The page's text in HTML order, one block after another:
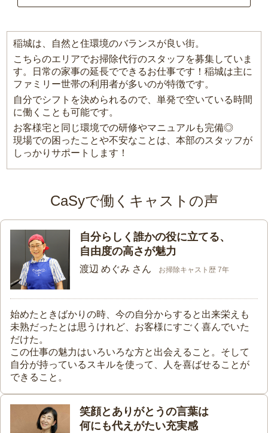
稲城は、自然と住環境のバランスが良い街。
こちらのエリアでお掃除代行のスタッフを募集していま
す。日常の家事の延長でできるお仕事です！稲城は主に
ファミリー世帯の利用者が多いのが特徴です。
自分でシフトを決められるので、単発で空いている時間
に働くことも可能です。
お客様宅と同じ環境での研修やマニュアルも完備◎
現場での困ったことや不安なことは、本部のスタッフが
しっかりサポートします！
CaSyで働くキャストの声
自分らしく誰かの役に立てる、
自由度の高さが魅力
渡辺 めぐみ さん お掃除キャスト歴 7年
始めたときばかりの時、今の自分からすると出来栄えも
未熟だったとは思うけれど、お客様にすごく喜んでいた
だけた。
この仕事の魅力はいろいろな方と出会えること。そして
自分が持っているスキルを使って、人を喜ばせることが
できること。
笑顔とありがとうの言葉は
何にも代えがたい充実感